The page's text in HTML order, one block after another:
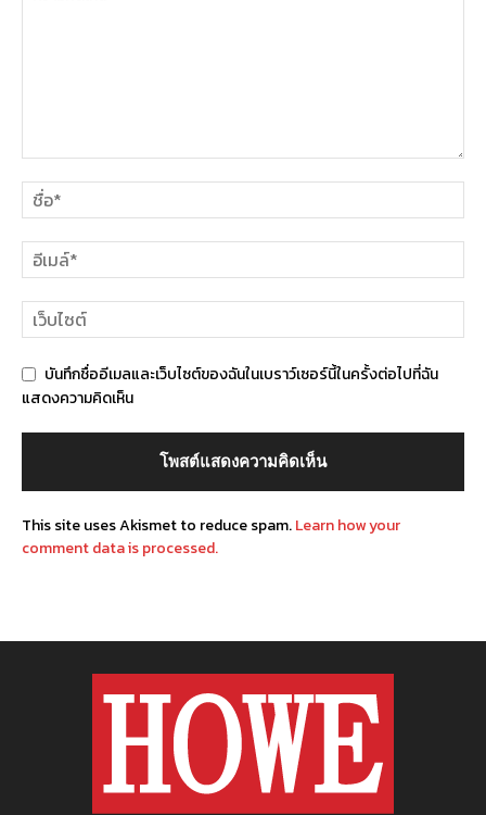
บันทึกชื่ออีเมลและเว็บไซต์ของฉันในเบราว์เซอร์นี้ในครั้งต่อไปที่ฉัน
แสดงความคิดเห็น
This site uses Akismet to reduce spam.Learn how your
comment data is processed.